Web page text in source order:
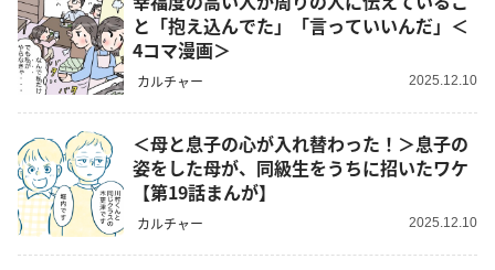
と「抱え込んでた」「言っていいんだ」＜
4コマ漫画＞
カルチャー 2025.12.10
＜母と息子の心が入れ替わった！＞息子の
姿をした母が、同級生をうちに招いたワケ
【第19話まんが】
カルチャー 2025.12.10